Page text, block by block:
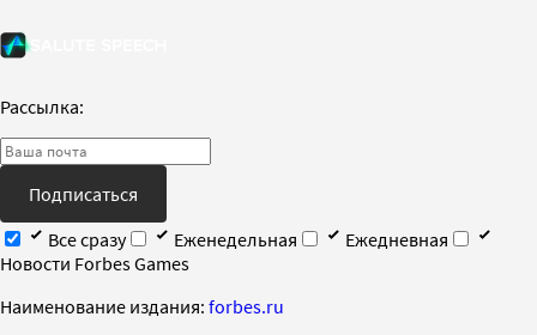
Рассылка:
Подписаться
Все сразу
Еженедельная
Ежедневная
Новости Forbes Games
Наименование издания: forbes.ru